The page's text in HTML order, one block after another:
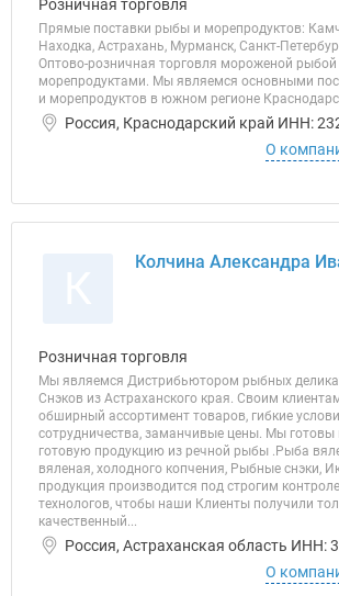
Розничная торговля
Прямые поставки рыбы и морепродуктов:
Находка, Астрахань, Мурманск, Санкт-
Оптово-розничная торговля мороженой рыбой
морепродуктами. Мы являемся основными
и морепродуктов в южном регионе
Россия, Краснодарский край ИНН:
О
Колчина Александра
Розничная торговля
Мы являемся Дистрибьютором рыбных
Снэков из Астраханского края. Своим
обширный ассортимент товаров, гибкие
сотрудничества, заманчивые цены. Мы готовы
готовую продукцию из речной рыбы .Рыба
вяленая, холодного копчения, Рыбные снэки,
продукция производится под строгим
технологов, чтобы наши Клиенты получили
качественный...
Россия, Астраханская область ИНН:
О